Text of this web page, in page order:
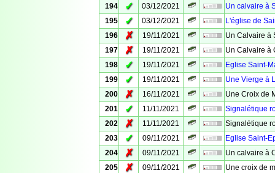
194
✓ 03/12/2021
Un calvaire à
195
✓ 03/12/2021
L'église de
196
✗ 19/11/2021
Un Calvaire à
197
✗ 19/11/2021
Un Calvaire à
198
✓ 19/11/2021
Eglise Saint-
199
✓ 19/11/2021
Une Vierge à
200
✗ 16/11/2021
Une Croix de
201
✓ 11/11/2021
Signalétique
202
✗ 11/11/2021
Signalétique
203
✓ 09/11/2021
Eglise Saint-
204
✗ 09/11/2021
Un calvaire à
205
✗ 09/11/2021
Une croix de